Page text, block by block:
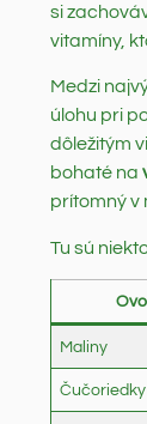
si
vitamíny,
Medzi
úlohu pri
dôležitým
bohaté na
prítomný v
Tu sú
Maliny
Čučoriedky